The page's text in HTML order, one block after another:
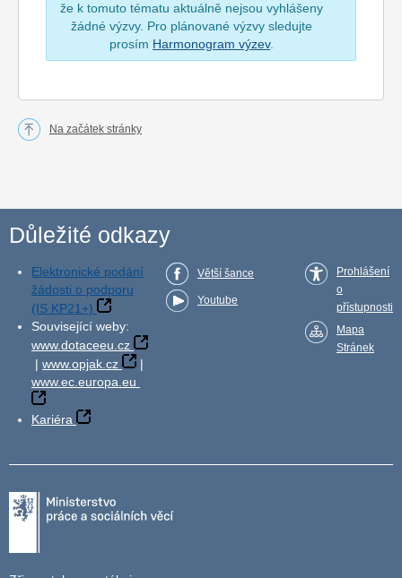
že k tomuto tématu aktuálně nejsou vyhlášeny
žádné výzvy. Pro plánované výzvy sledujte
prosím Harmonogram výzev.
Na začátek stránky
Důležité odkazy
Elektronické podání
žádosti o podporu
(IS KP21+)
Související weby:
www.dotaceeu.cz
| www.opjak.cz
|
www.ec.europa.eu
Kariéra
Větší šance
Youtube
Prohlášení
o
přístupnosti
Mapa
Stránek